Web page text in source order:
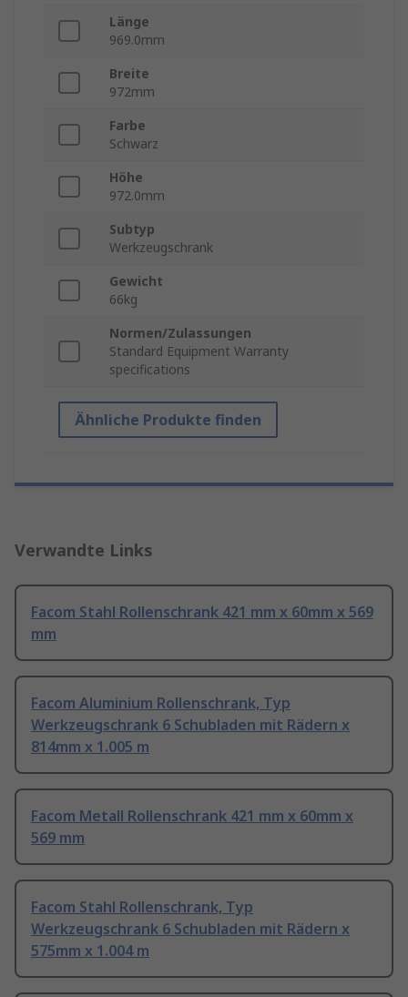
Länge
969.0mm
Breite
972mm
Farbe
Schwarz
Höhe
972.0mm
Subtyp
Werkzeugschrank
Gewicht
66kg
Normen/Zulassungen
Standard Equipment Warranty
specifications
Ähnliche Produkte finden
Verwandte Links
Facom Stahl Rollenschrank 421 mm x 60mm x 569
mm
Facom Aluminium Rollenschrank, Typ
Werkzeugschrank 6 Schubladen mit Rädern x
814mm x 1.005 m
Facom Metall Rollenschrank 421 mm x 60mm x
569 mm
Facom Stahl Rollenschrank, Typ
Werkzeugschrank 6 Schubladen mit Rädern x
575mm x 1.004 m